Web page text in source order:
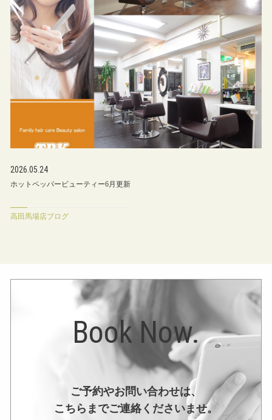
2026.05.24
ホットペッパービューティー6月更新
高田馬場店ブログ
Book Now.
ご予約やお問い合わせは、
こちらまでご連絡くださいませ。